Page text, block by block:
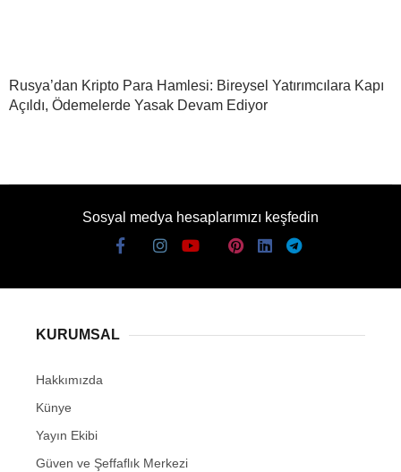
Rusya’dan Kripto Para Hamlesi: Bireysel Yatırımcılara Kapı
Açıldı, Ödemelerde Yasak Devam Ediyor
Sosyal medya hesaplarımızı keşfedin
KURUMSAL
Hakkımızda
Künye
Yayın Ekibi
Güven ve Şeffaflık Merkezi